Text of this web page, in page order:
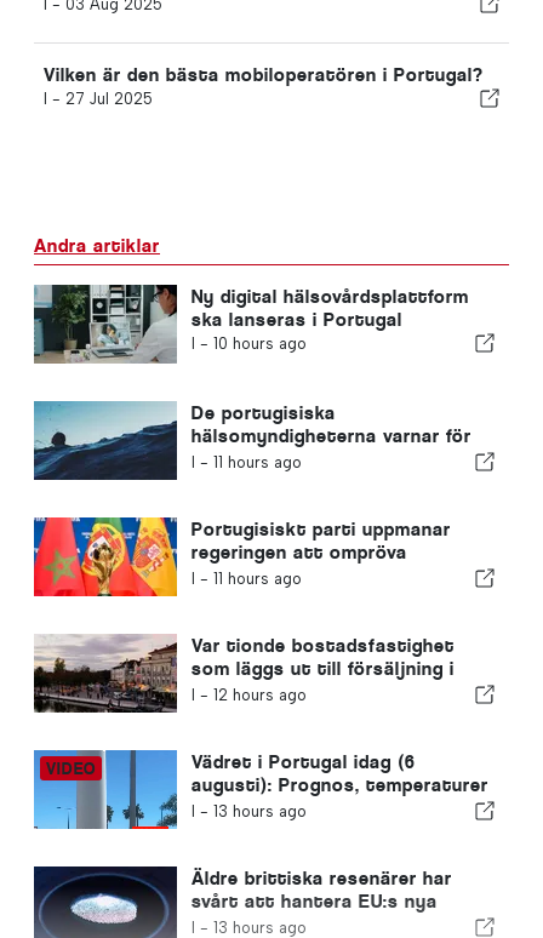
I - 03 Aug 2025
Vilken är den bästa mobiloperatören i Portugal?
I - 27 Jul 2025
Andra artiklar
Ny digital hälsovårdsplattform
ska lanseras i Portugal
I - 10 hours ago
De portugisiska
hälsomyndigheterna varnar för
farorna med drunkning
I - 11 hours ago
Portugisiskt parti uppmanar
regeringen att ompröva
Marockos värdskap för VM 2030
I - 11 hours ago
Var tionde bostadsfastighet
som läggs ut till försäljning i
Portugal säljs på mindre än en
I - 12 hours ago
Vädret i Portugal idag (6
augusti): Prognos, temperaturer
och vad man kan förvänta sig
I - 13 hours ago
Äldre brittiska resenärer har
svårt att hantera EU:s nya
fingeravtryckskontroller
I - 13 hours ago